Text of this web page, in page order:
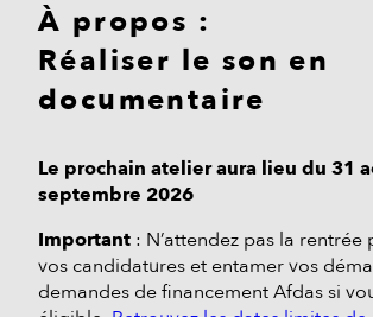
À propos :
Réaliser le son en
documentaire
Le prochain atelier aura lieu du 31
septembre 2026
Important : N’attendez pas la
vos candidatures et entamer vos
demandes de financement Afdas si